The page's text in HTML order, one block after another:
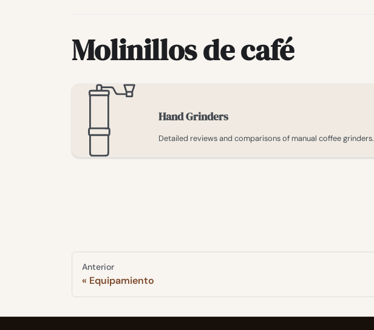
Molinillos de café
Hand Grinders
Detailed reviews and comparisons of manual coffee grinders.
Anterior
Equipamiento